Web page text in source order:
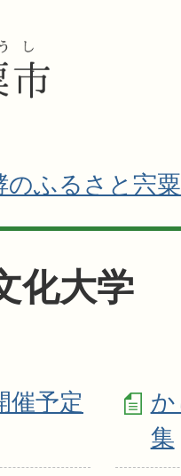
のふるさと宍粟
化大学
催予定
集